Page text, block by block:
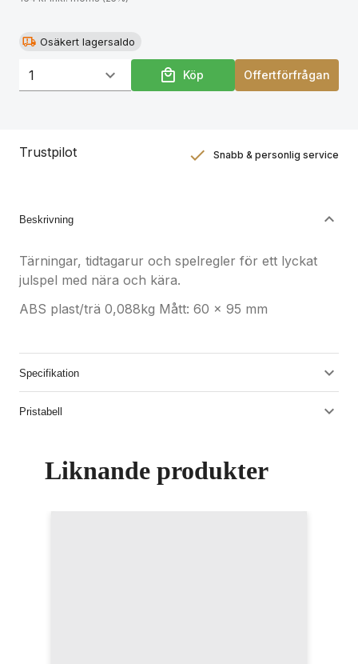
Osäkert lagersaldo
Köp Offertförfrågan
Trustpilot Snabb & personlig service
Beskrivning
Tärningar, tidtagarur och spelregler för ett lyckat
julspel med nära och kära.
ABS plast/trä 0,088kg Mått: 60 x 95 mm
Specifikation
Pristabell
Liknande produkter